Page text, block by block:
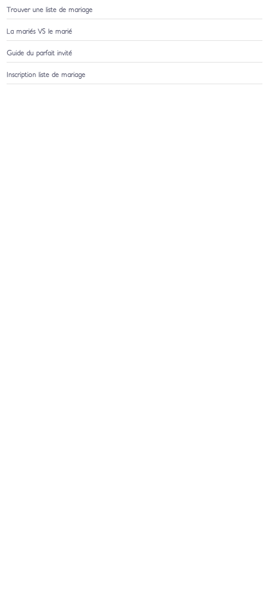
Trouver une liste de mariage
La mariés VS le marié
Guide du parfait invité
Inscription liste de mariage